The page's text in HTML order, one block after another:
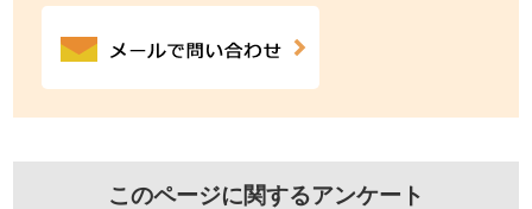
このページに関するアンケート